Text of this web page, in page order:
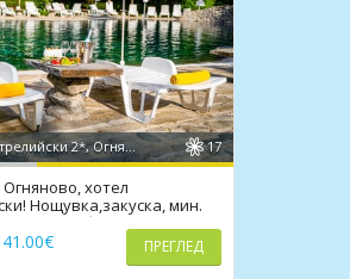
Хотел Петрелийски 2*, Огняново 17
Огняново, хотел
Нощувка,закуска, мин.
парна баня
ПРЕГЛЕД